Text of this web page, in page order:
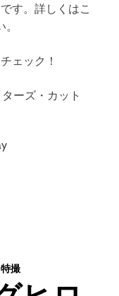
す。詳しくはこ
ェック！
ーズ・カット
イ
特撮